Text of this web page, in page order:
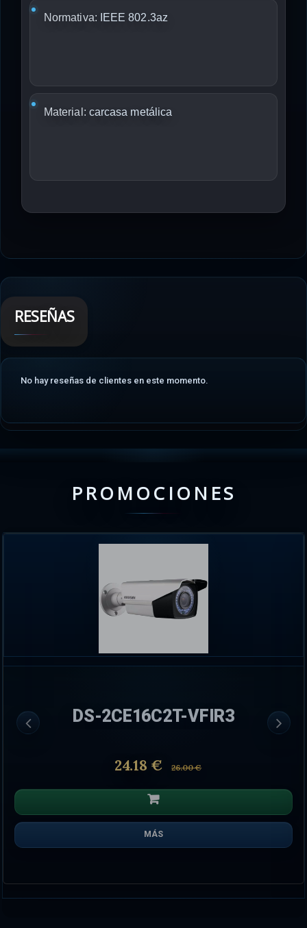
Normativa: IEEE 802.3az
Material: carcasa metálica
RESEÑAS
No hay reseñas de clientes en este momento.
PROMOCIONES
DS-2CE16C2T-VFIR3
24.18 € 26.00 €
MÁS